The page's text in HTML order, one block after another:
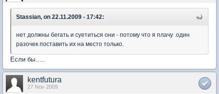
Stassian, on 22.11.2009 - 17:42:
нет должны бегать и суетиться они - потому что я плачу .один
разочек поставить их на место только.
Если бы.....
kentfutura
27 Nov 2009